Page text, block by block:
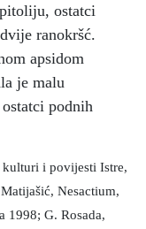
ostatci
ranokršć.
apsidom
je malu
podnih
i povijesti Istre,
Nesactium,
1998; G. Rosada,